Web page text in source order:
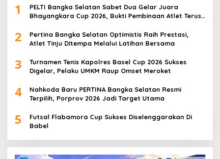
1
PELTI Bangka Selatan Sabet Dua Gelar Juara
Bhayangkara Cup 2026, Bukti Pembinaan Atlet Terus
2
Pertina Bangka Selatan Optimistis Raih Prestasi,
Atlet Tinju Ditempa Melalui Latihan Bersama
3
Turnamen Tenis Kapolres Basel Cup 2026 Sukses
Digelar, Pelaku UMKM Raup Omset Meroket
4
Nahkoda Baru PERTINA Bangka Selatan Resmi
Terpilih, Porprov 2026 Jadi Target Utama
5
Futsal Flabamora Cup Sukses Diselenggarakan Di
Babel